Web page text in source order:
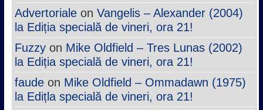
Advertorialeon Vangelis – Alexander (2004)
la Ediția specială de vineri, ora 21!
Fuzzyon Mike Oldfield – Tres Lunas (2002)
la Ediția specială de vineri, ora 21!
faudeon Mike Oldfield – Ommadawn (1975)
la Edițla specială de vineri, ora 21!